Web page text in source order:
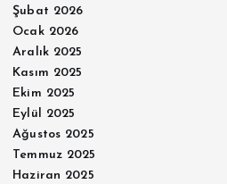
Şubat 2026
Ocak 2026
Aralık 2025
Kasım 2025
Ekim 2025
Eylül 2025
Ağustos 2025
Temmuz 2025
Haziran 2025